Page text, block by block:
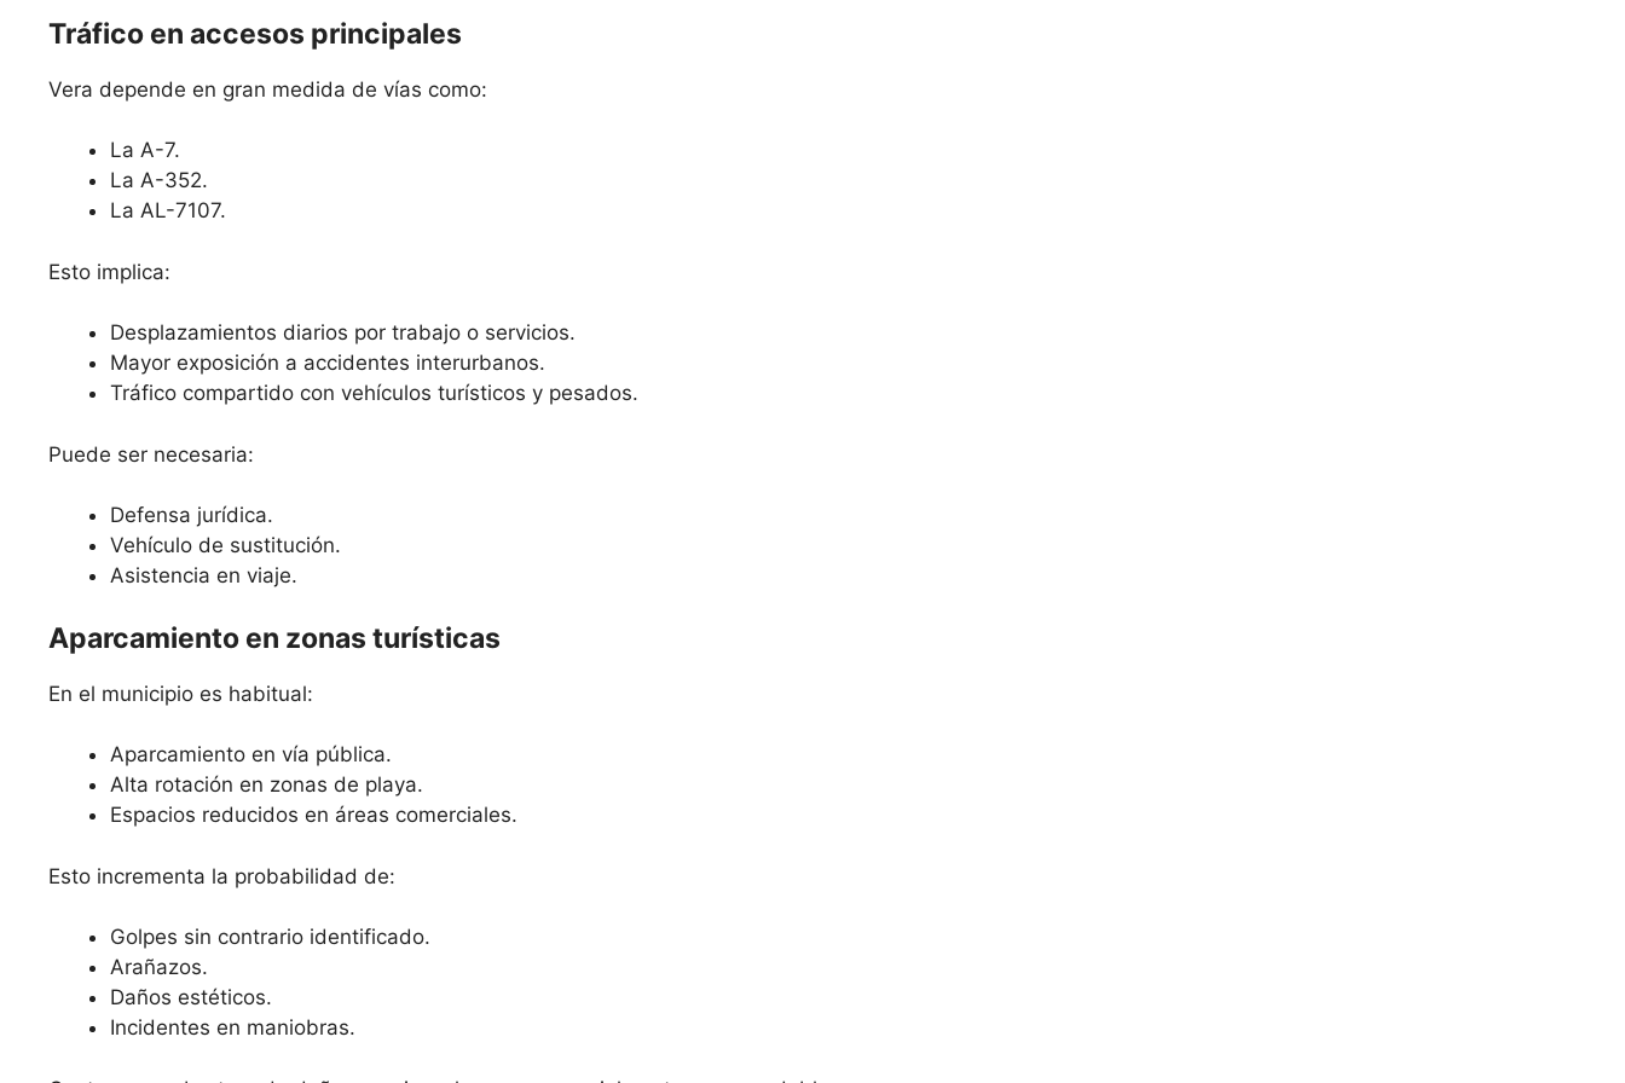
Tráfico en accesos principales
Vera depende en gran medida de vías como:
La A-7.
La A-352.
La AL-7107.
Esto implica:
Desplazamientos diarios por trabajo o servicios.
Mayor exposición a accidentes interurbanos.
Tráfico compartido con vehículos turísticos y pesados.
Puede ser necesaria:
Defensa jurídica.
Vehículo de sustitución.
Asistencia en viaje.
Aparcamiento en zonas turísticas
En el municipio es habitual:
Aparcamiento en vía pública.
Alta rotación en zonas de playa.
Espacios reducidos en áreas comerciales.
Esto incrementa la probabilidad de:
Golpes sin contrario identificado.
Arañazos.
Daños estéticos.
Incidentes en maniobras.